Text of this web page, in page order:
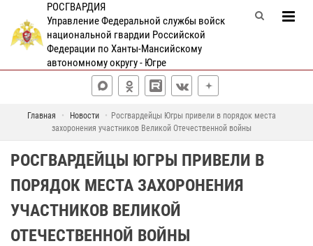
РОСГВАРДИЯ
Управление Федеральной службы войск
национальной гвардии Российской
Федерации по Ханты-Мансийскому
автономному округу - Югре
Главная Новости
Росгвардейцы Югры привели в порядок места
захоронения участников Великой Отечественной войны
РОСГВАРДЕЙЦЫ ЮГРЫ ПРИВЕЛИ В
ПОРЯДОК МЕСТА ЗАХОРОНЕНИЯ
УЧАСТНИКОВ ВЕЛИКОЙ
ОТЕЧЕСТВЕННОЙ ВОЙНЫ